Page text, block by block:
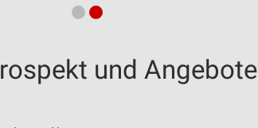
und Angebote